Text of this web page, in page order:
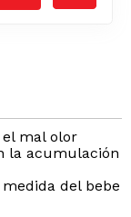
mal olor
la acumulación
del bebe